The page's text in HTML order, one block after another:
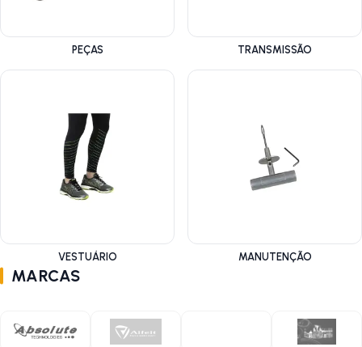
PEÇAS TRANSMISSÃO
VESTUÁRIO MANUTENÇÃO
MARCAS